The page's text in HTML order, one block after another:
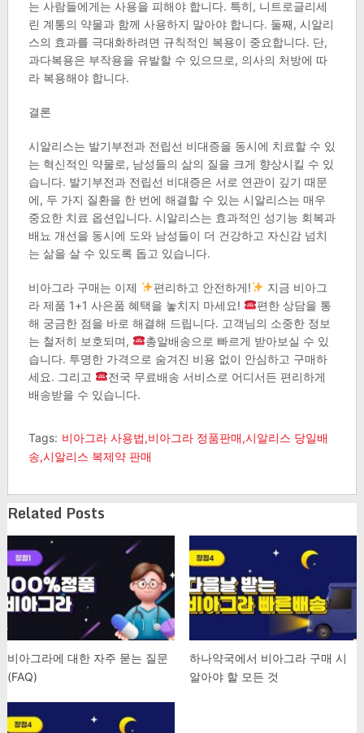
는 사람들에게는 사용을 피해야 합니다. 특히, 니트로글리세
린 계통의 약물과 함께 사용하지 말아야 합니다. 둘째, 시알리
스의 효과를 극대화하려면 규칙적인 복용이 중요합니다. 단,
과다복용은 부작용을 유발할 수 있으므로, 의사의 처방에 따
라 복용해야 합니다.
결론
시알리스는 발기부전과 전립선 비대증을 동시에 치료할 수 있
는 혁신적인 약물로, 남성들의 삶의 질을 크게 향상시킬 수 있
습니다. 발기부전과 전립선 비대증은 서로 연관이 깊기 때문
에, 두 가지 질환을 한 번에 해결할 수 있는 시알리스는 매우
중요한 치료 옵션입니다. 시알리스는 효과적인 성기능 회복과
배뇨 개선을 동시에 도와 남성들이 더 건강하고 자신감 넘치
는 삶을 살 수 있도록 돕고 있습니다.
비아그라 구매는 이제 편리하고 안전하게!
지금 비아그
라 제품 1+1 사은품 혜택을 놓치지 마세요!
편한 상담을 통
해 궁금한 점을 바로 해결해 드립니다. 고객님의 소중한 정보
는 철저히 보호되며,
총알배송으로 빠르게 받아보실 수 있
습니다. 투명한 가격으로 숨겨진 비용 없이 안심하고 구매하
세요. 그리고
전국 무료배송 서비스로 어디서든 편리하게
배송받을 수 있습니다. ​
Tags: 비아그라 사용법,비아그라 정품판매,시알리스 당일배
송,시알리스 복제약 판매
Related Posts
비아그라에 대한 자주 묻는 질문
(FAQ)
하나약국에서 비아그라 구매 시
알아야 할 모든 것